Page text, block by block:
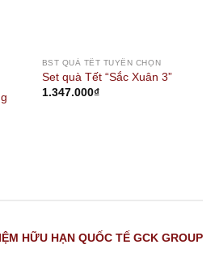
BST QUÀ TẾT TUYỂN CHỌN
Set quà Tết “Sắc Xuân 3”
1.347.000₫
HỮU HẠN QUỐC TẾ GCK GROUP